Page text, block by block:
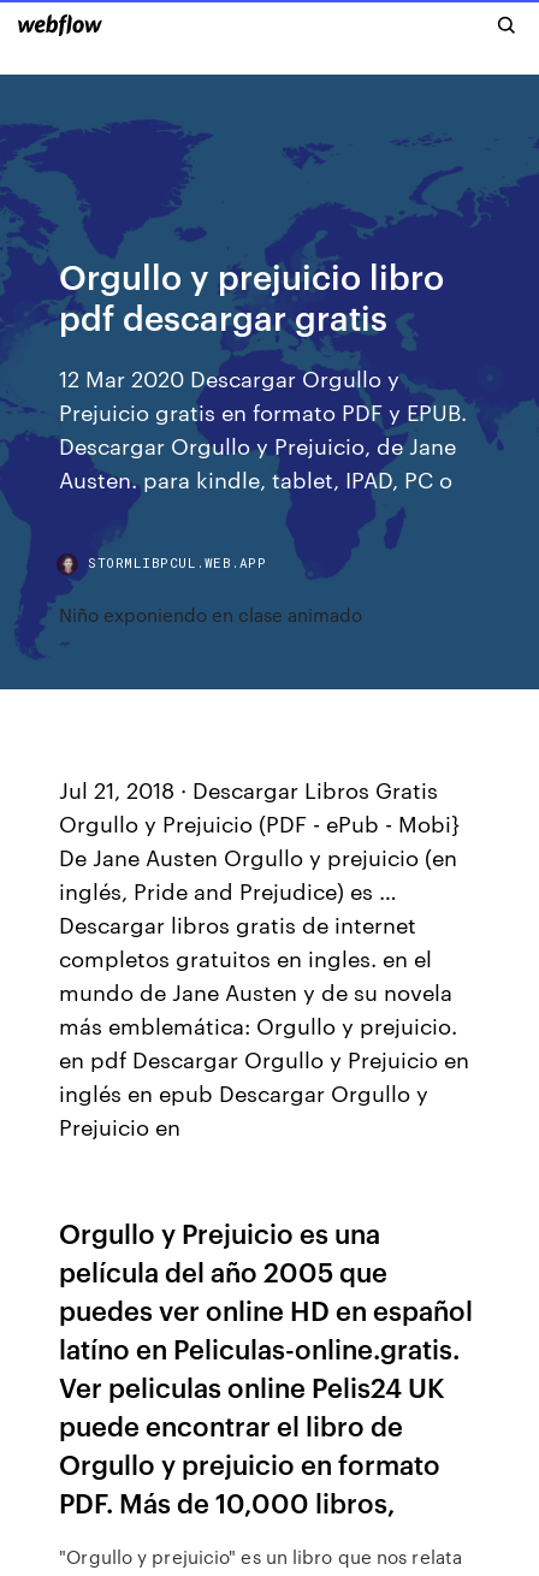
Orgullo y prejuicio libro
pdf descargar gratis
12 Mar 2020 Descargar Orgullo y
Prejuicio gratis en formato PDF y EPUB.
Descargar Orgullo y Prejuicio, de Jane
Austen. para kindle, tablet, IPAD, PC o
STORMLIBPCUL.WEB.APP
Niño exponiendo en clase animado
Jul 21, 2018 · Descargar Libros Gratis
Orgullo y Prejuicio (PDF - ePub - Mobi}
De Jane Austen Orgullo y prejuicio (en
inglés, Pride and Prejudice) es …
Descargar libros gratis de internet
completos gratuitos en ingles. en el
mundo de Jane Austen y de su novela
más emblemática: Orgullo y prejuicio.
en pdf Descargar Orgullo y Prejuicio en
inglés en epub Descargar Orgullo y
Prejuicio en
Orgullo y Prejuicio es una
película del año 2005 que
puedes ver online HD en español
latíno en Peliculas-online.gratis.
Ver peliculas online Pelis24 UK
puede encontrar el libro de
Orgullo y prejuicio en formato
PDF. Más de 10,000 libros,
"Orgullo y prejuicio" es un libro que nos relata